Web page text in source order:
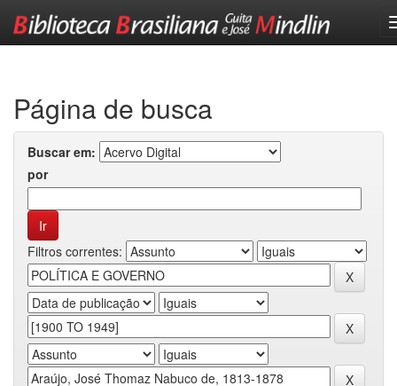
Página de busca
Buscar em:
por
Filtros correntes: